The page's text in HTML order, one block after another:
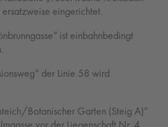
eingerichtet.
ist einbahnbedingt
der Linie 58 wird
Botanischer Garten (Steig A)“